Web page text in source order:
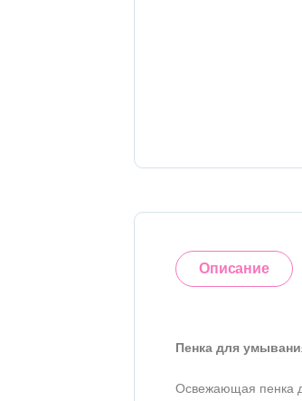
Описание
Пенка для
Освежающая пенка
Оставить